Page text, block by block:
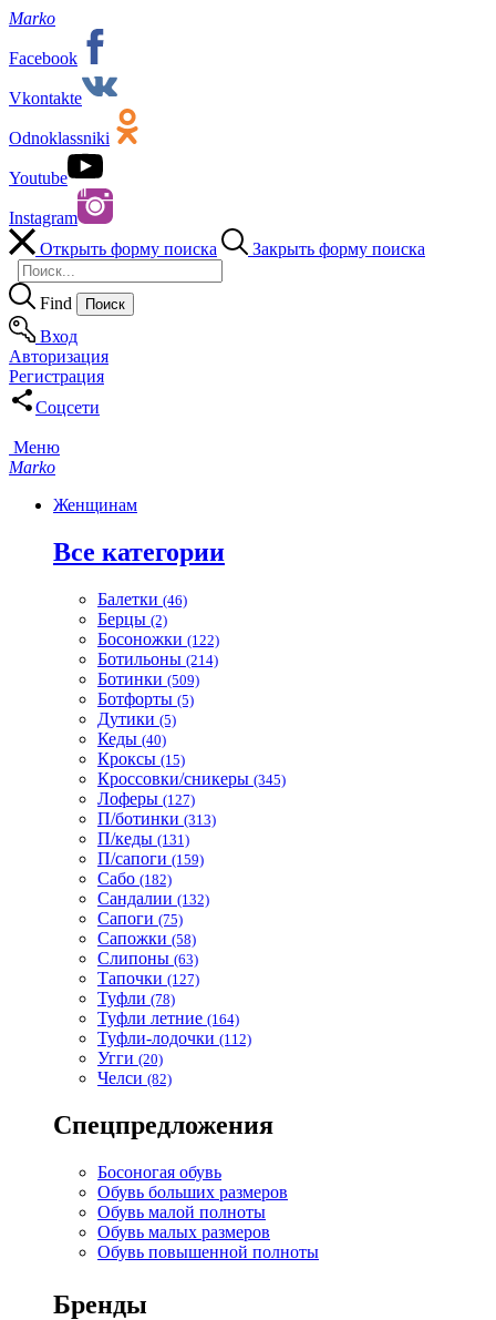
Marko
Facebook
Vkontakte
Odnoklassniki
Youtube
Instagram
Открыть форму поиска
Закрыть форму поиска
Find
Вход
Авторизация
Регистрация
Соцсети
Меню
Marko
Женщинам
Все категории
Балетки (46)
Берцы (2)
Босоножки (122)
Ботильоны (214)
Ботинки (509)
Ботфорты (5)
Дутики (5)
Кеды (40)
Кроксы (15)
Кроссовки/сникеры (345)
Лоферы (127)
П/ботинки (313)
П/кеды (131)
П/сапоги (159)
Сабо (182)
Сандалии (132)
Сапоги (75)
Сапожки (58)
Слипоны (63)
Тапочки (127)
Туфли (78)
Туфли летние (164)
Туфли-лодочки (112)
Угги (20)
Челси (82)
Спецпредложения
Босоногая обувь
Обувь больших размеров
Обувь малой полноты
Обувь малых размеров
Обувь повышенной полноты
Бренды